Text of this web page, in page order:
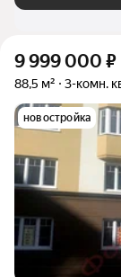
9 999 000 ₽
88,5 м² 3-комн.
новостройка